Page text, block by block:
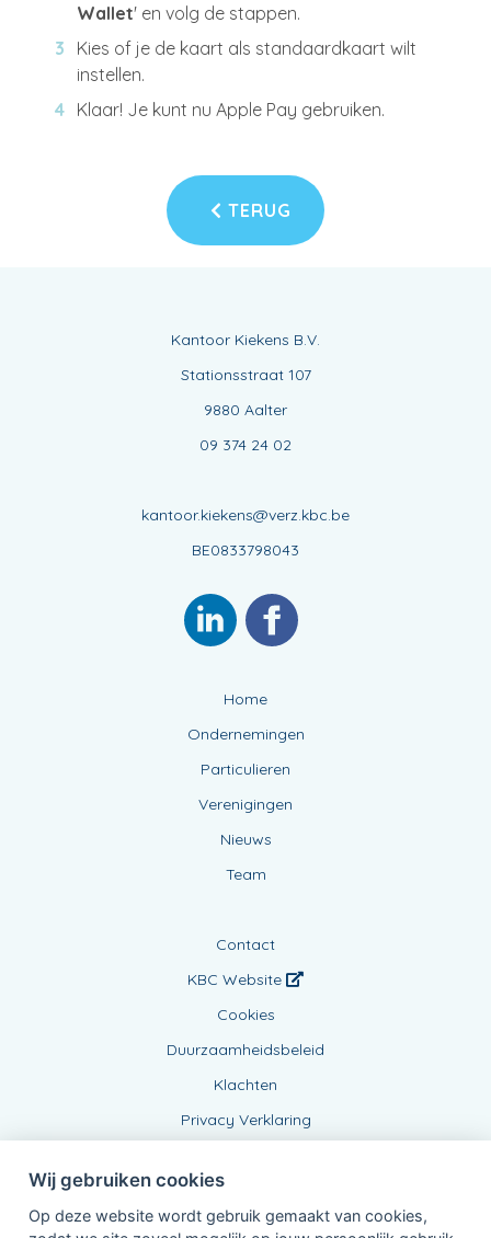
Wallet' en volg de stappen.
Kies of je de kaart als standaardkaart wilt
instellen.
Klaar! Je kunt nu Apple Pay gebruiken.
TERUG
Kantoor Kiekens B.V.
Stationsstraat 107
9880 Aalter
09 374 24 02
kantoor.kiekens@verz.kbc.be
BE0833798043
Home
Ondernemingen
Particulieren
Verenigingen
Nieuws
Team
Contact
KBC Website
Cookies
Duurzaamheidsbeleid
Klachten
Privacy Verklaring
Wij gebruiken cookies
Op deze website wordt gebruik gemaakt van cookies,